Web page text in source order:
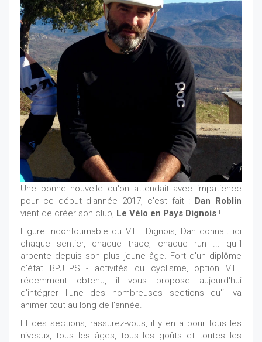
Une bonne nouvelle qu'on attendait avec impatience
pour ce début d'année 2017, c'est fait : Dan Roblin
vient de créer son club, Le Vélo en Pays Dignois !
Figure incontournable du VTT Dignois, Dan connait ici
chaque sentier, chaque trace, chaque run ... qu'il
arpente depuis son plus jeune âge. Fort d'un diplôme
d'état BPJEPS - activités du cyclisme, option VTT
récemment obtenu, il vous propose aujourd'hui
d'intégrer l'une des nombreuses sections qu'il va
animer tout au long de l'année.
Et des sections, rassurez-vous, il y en a pour tous les
niveaux, tous les âges, tous les goûts et toutes les